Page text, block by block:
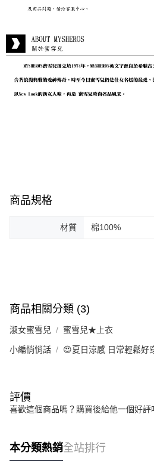
商品規格
材質 棉100%
商品相關分類 (3)
淑女蜜雪兒 蜜雪兒★上衣
小編悄悄話 😍夏日涼感 日常輕鬆好
評價
喜歡這個商品嗎？購買後給他一個好評
本分類熱銷全站排行